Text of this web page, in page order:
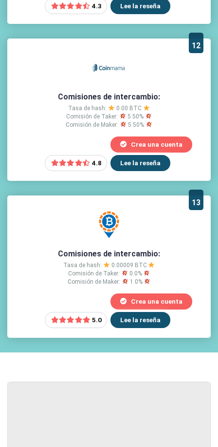
4.3 Lee la reseña
12
Comisiones de intercambio:
Tasa de hash:
0.00 BTC
Comisión de Taker:
5.50%
Comisión de Maker:
5.50%
4.8
Crea una cuenta
Lee la reseña
13
Comisiones de intercambio:
Tasa de hash:
0.00009 BTC
Comisión de Taker:
0.0%
Comisión de Maker:
1.0%
5.0
Crea una cuenta
Lee la reseña